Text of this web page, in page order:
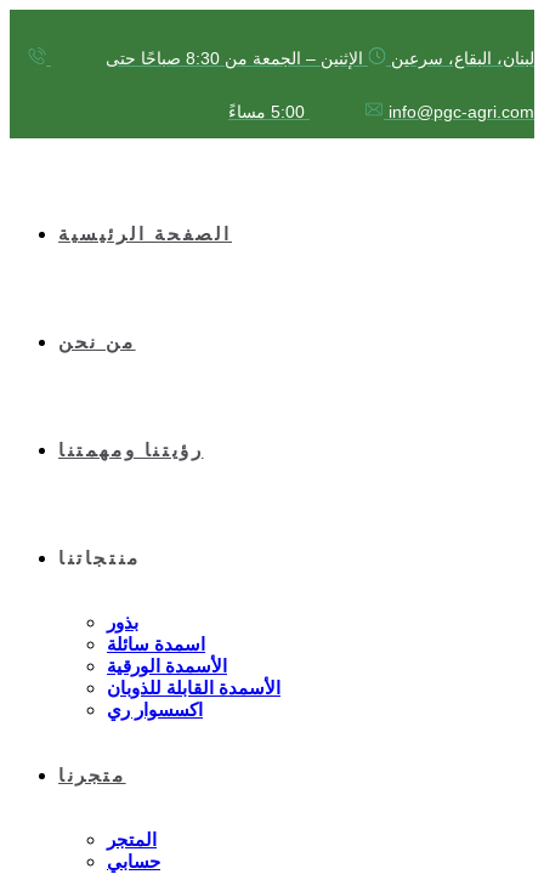
لبنان، البقاع، سرعين الإثنين – الجمعة من 8:30 صباحًا حتى
5:00 مساءً info@pgc-agri.com
الصفحة الرئيسية
من نحن
رؤيتنا ومهمتنا
منتجاتنا
بذور
اسمدة سائلة
الأسمدة الورقية
الأسمدة القابلة للذوبان
اكسسوار ري
متجرنا
المتجر
حسابي